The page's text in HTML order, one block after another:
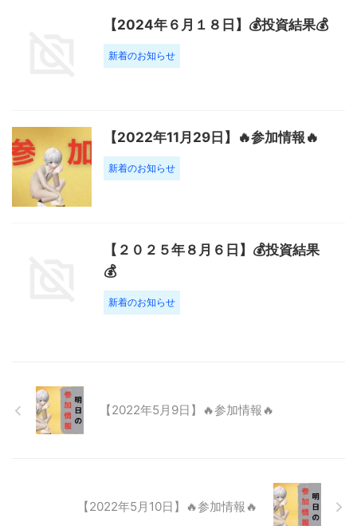
【2024年６月１８日】💰投資結果💰
新着のお知らせ
【2022年11月29日】🔥参加情報🔥
新着のお知らせ
【２０２５年８月６日】💰投資結果
💰
新着のお知らせ
【2022年5月9日】🔥参加情報🔥
【2022年5月10日】🔥参加情報🔥